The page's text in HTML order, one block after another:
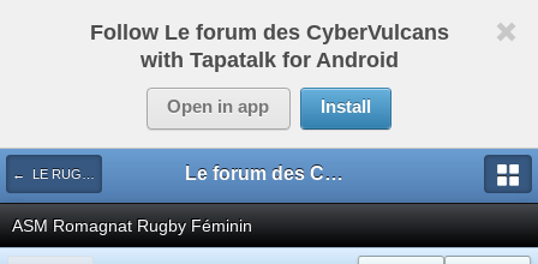
Follow Le forum des CyberVulcans
with Tapatalk for Android
Open in app Install
← LE RUGBY DE CHEZ NOUS Le forum des CyberVulcans
ASM Romagnat Rugby Féminin